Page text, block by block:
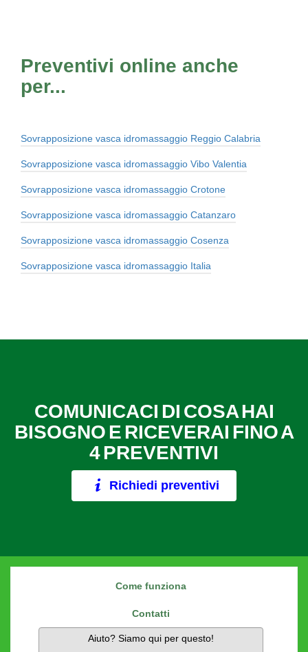
Preventivi online anche
per...
Sovrapposizione vasca idromassaggio Reggio Calabria
Sovrapposizione vasca idromassaggio Vibo Valentia
Sovrapposizione vasca idromassaggio Crotone
Sovrapposizione vasca idromassaggio Catanzaro
Sovrapposizione vasca idromassaggio Cosenza
Sovrapposizione vasca idromassaggio Italia
COMUNICACI DI COSA HAI
BISOGNO E RICEVERAI FINO A
4 PREVENTIVI
Richiedi preventivi
Come funziona
Contatti
Aiuto? Siamo qui per questo!